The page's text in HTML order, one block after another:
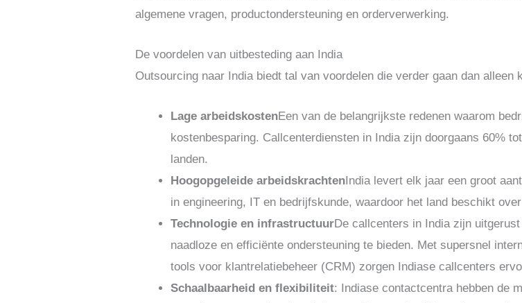
algemene vragen, productondersteuning en orderverwerking.
De voordelen van uitbesteding aan India
Outsourcing naar India biedt tal van voordelen die verder gaan dan alleen
Lage arbeidskostenEen van de belangrijkste redenen waarom
kostenbesparing. Callcenterdiensten in India zijn doorgaans 60%
landen.
Hoogopgeleide arbeidskrachtenIndia levert elk jaar een groot
in engineering, IT en bedrijfskunde, waardoor het land beschikt
Technologie en infrastructuurDe callcenters in India zijn
naadloze en efficiënte ondersteuning te bieden. Met supersnel
tools voor klantrelatiebeheer (CRM) zorgen Indiase callcenters
Schaalbaarheid en flexibiliteit: Indiase contactcentra hebben de